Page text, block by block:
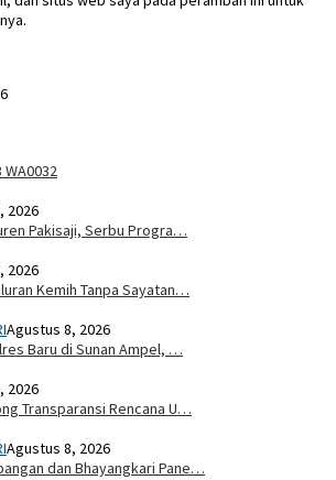
2026
Pakisaji, Serbu Progra…
2026
Kemih Tanpa Sayatan…
Agustus 8, 2026
Baru di Sunan Ampel, …
2026
Transparansi Rencana U…
Agustus 8, 2026
dan Bhayangkari Pane…